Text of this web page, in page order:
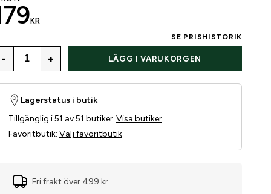
KR
SE PRISHISTORIK
- + LÄGG I VARUKORGEN
Lagerstatus i butik
Tillgänglig i 51 av 51 butiker Visa butiker
Favoritbutik: Välj favoritbutik
Fri frakt över 499 kr